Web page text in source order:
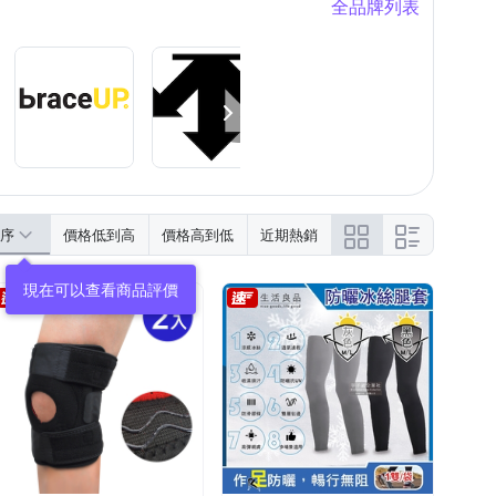
全品牌列表
價格低到高 價格高到低 近期熱銷
現在可以查看商品評價